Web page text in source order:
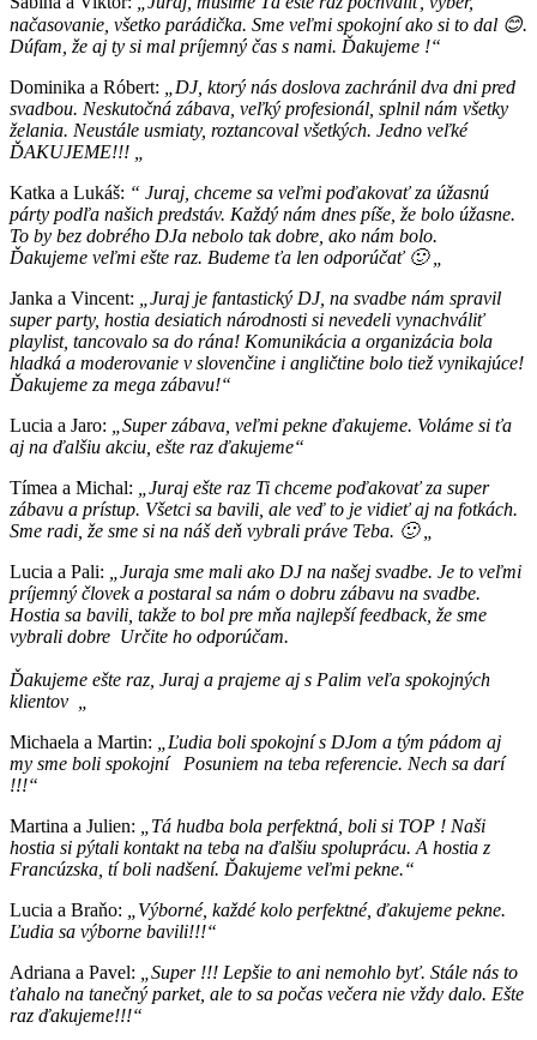
načasovanie, všetko parádička. Sme veľmi spokojní ako si to dal 😊.
Dúfam, že aj ty si mal príjemný čas s nami. Ďakujeme !“
Dominika a Róbert: „DJ, ktorý nás doslova zachránil dva dni pred
svadbou. Neskutočná zábava, veľký profesionál, splnil nám všetky
želania. Neustále usmiaty, roztancoval všetkých. Jedno veľké
ĎAKUJEME!!! „
Katka a Lukáš: “ Juraj, chceme sa veľmi poďakovať za úžasnú
párty podľa našich predstáv. Každý nám dnes píše, že bolo úžasne.
To by bez dobrého DJa nebolo tak dobre, ako nám bolo.
Ďakujeme veľmi ešte raz. Budeme ťa len odporúčať 🙂 „
Janka a Vincent:
„Juraj je fantastický DJ, na svadbe nám spravil
super party, hostia desiatich národnosti si nevedeli vynachváliť
playlist, tancovalo sa do rána! Komunikácia a organizácia bola
hladká a moderovanie v slovenčine i angličtine bolo tiež vynikajúce!
Ďakujeme za mega zábavu!“
Lucia a Jaro:
„Super zábava, veľmi pekne ďakujeme. Voláme si ťa
aj na ďalšiu akciu, ešte raz ďakujeme“
Tímea a Michal:
„Juraj ešte raz Ti chceme poďakovať za super
zábavu a prístup. Všetci sa bavili, ale veď to je vidieť aj na fotkách.
Sme radi, že sme si na náš deň vybrali práve Teba. 🙂 „
Lucia a Pali:
„Juraja sme mali ako DJ na našej svadbe. Je to veľmi
príjemný človek a postaral sa nám o dobru zábavu na svadbe.
Hostia sa bavili, takže to bol pre mňa najlepší feedback, že sme
vybrali dobre Určite ho odporúčam.
Ďakujeme ešte raz, Juraj a prajeme aj s Palim veľa spokojných
klientov
Michaela a Martin:
„Ľudia boli spokojní s DJom a tým pádom aj
my sme boli spokojní
Posuniem na teba referencie. Nech sa darí
!!!“
Martina a Julien:
„Tá hudba bola perfektná, boli si TOP ! Naši
hostia si pýtali kontakt na teba na ďalšiu spoluprácu. A hostia z
Francúzska, tí boli nadšení. Ďakujeme veľmi pekne.“
Lucia a Braňo: „Výborné, každé kolo perfektné, ďakujeme pekne.
Ľudia sa výborne bavili!!!“
Adriana a Pavel:
„Super !!! Lepšie to ani nemohlo byť. Stále nás to
ťahalo na tanečný parket, ale to sa počas večera nie vždy dalo. Ešte
raz ďakujeme!!!“